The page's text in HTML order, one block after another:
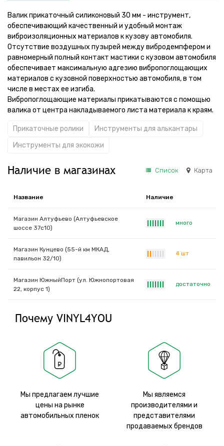
Валик прикаточный силиконовый 30 мм - инструмент,
обеспечивающий качественный и удобный монтаж
виброизоляционных материалов к кузову автомобиля.
Отсутствие воздушных пузырей между вибродемпфером и
равномерный полный контакт мастики с кузовом автомобиля
обеспечивает максимальную адгезию вибропоглощающих
материалов с кузовной поверхностью автомобиля, в том
числе в местах ее изгиба.
Вибропоглощающие материалы прикатываются с помощью
валика от центра накладываемого листа материала к краям.
Прикаточные ролики
Инструменты для алькантары
Инструменты для экокожи
Наличие в магазинах Список Карта
Название Наличие
Магазин Алтуфьево (Алтуфьевское
шоссе 37с10)
много
Магазин Кунцево (55-й км МКАД,
павильон 32/10)
4 шт
Магазин ЮжныйПорт (ул. Южнопортовая
22, корпус 1)
достаточно
Почему VINYL4YOU
Мы предлагаем лучшие
цены на рынке
автомобильных пленок
Мы являемся
производителями и
представителями
продаваемых брендов